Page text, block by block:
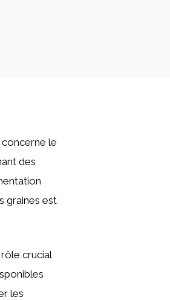
le
des
graines est
crucial
les